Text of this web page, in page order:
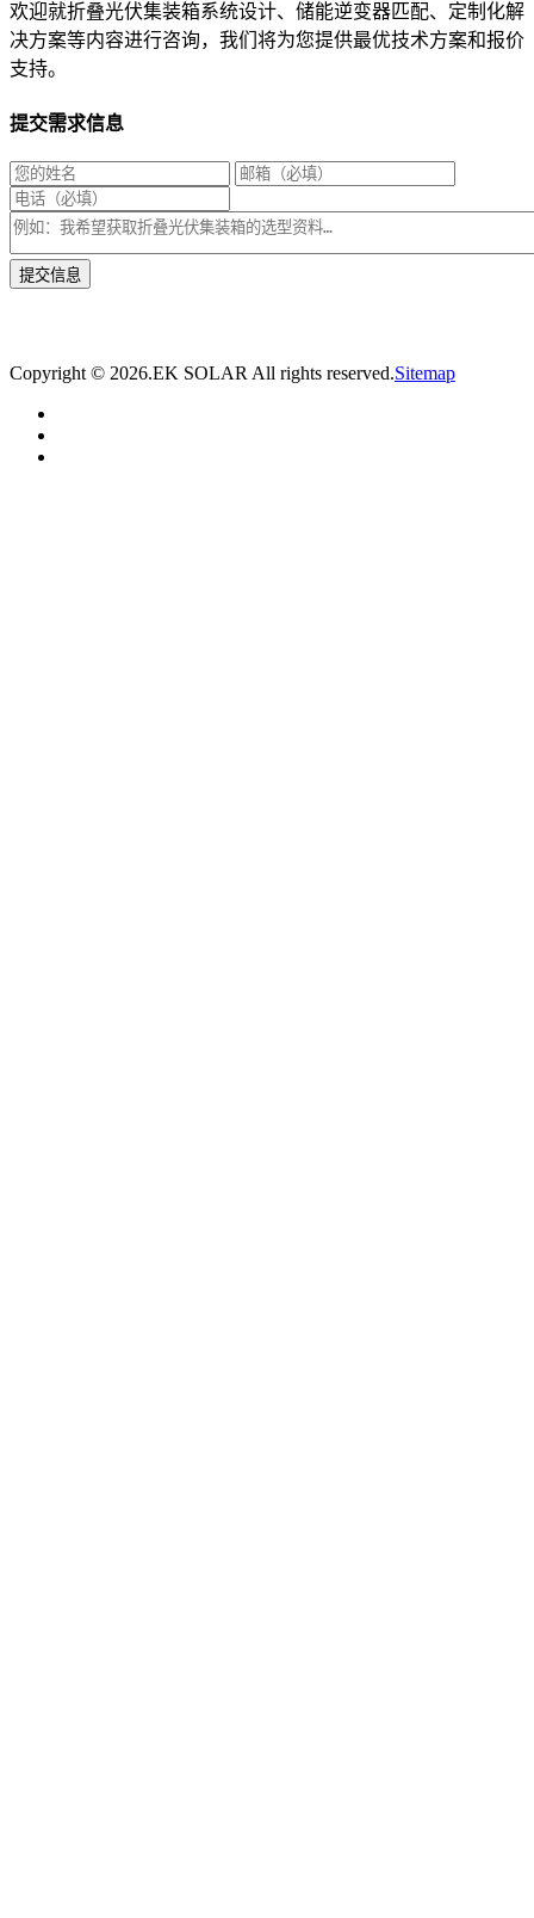
欢迎就折叠光伏集装箱系统设计、储能逆变器匹配、定制化解
决方案等内容进行咨询，我们将为您提供最优技术方案和报价
支持。
提交需求信息
Copyright © 2026.EK SOLAR All rights reserved.Sitemap